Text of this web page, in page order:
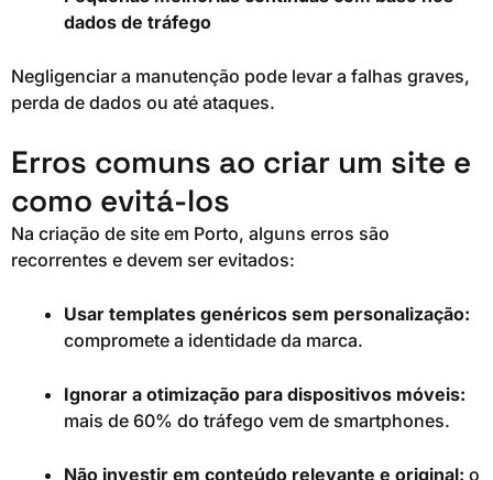
dados de tráfego
Negligenciar a manutenção pode levar a falhas graves,
perda de dados ou até ataques.
Erros comuns ao criar um site e
como evitá-los
Na criação de site em Porto, alguns erros são
recorrentes e devem ser evitados:
Usar templates genéricos sem personalização:
compromete a identidade da marca.
Ignorar a otimização para dispositivos móveis:
mais de 60% do tráfego vem de smartphones.
Não investir em conteúdo relevante e original: o